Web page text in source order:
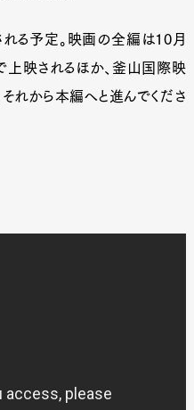
る予定。映画の全編は10月
上映されるほか、釜山国際映
れから本編へと進んでくださ